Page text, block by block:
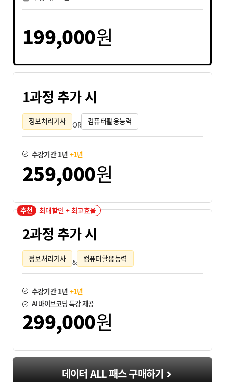
199,000원
1과정 추가 시
정보처리기사 OR 컴퓨터활용능력
수강기간 1년 +1년
259,000원
추천 최대할인 + 최고효율
2과정 추가 시
정보처리기사 & 컴퓨터활용능력
수강기간 1년 +1년
AI 바이브코딩 특강 제공
299,000원
데이터 ALL 패스 구매하기